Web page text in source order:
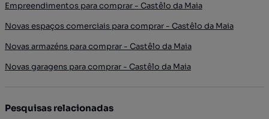
Empreendimentos para comprar - Castêlo da Maia
Novas espaços comerciais para comprar - Castêlo da Maia
Novas armazéns para comprar - Castêlo da Maia
Novas garagens para comprar - Castêlo da Maia
Pesquisas relacionadas